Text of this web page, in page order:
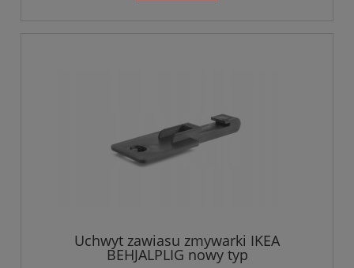
Uchwyt zawiasu zmywarki IKEA
BEHJALPLIG nowy typ